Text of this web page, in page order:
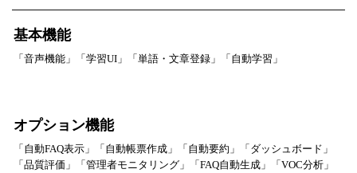
基本機能
「音声機能」「学習UI」「単語・文章登録」「自動学習」
オプション機能
「自動FAQ表示」「自動帳票作成」「自動要約」「ダッシュボード」
「品質評価」「管理者モニタリング」「FAQ自動生成」「VOC分析」